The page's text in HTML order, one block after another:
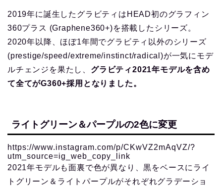
2019年に誕生したグラビティはHEAD初のグラフィン
360プラス (Graphene360+)を搭載したシリーズ。
2020年以降、ほぼ1年間でグラビティ以外のシリーズ
(prestige/speed/extreme/instinct/radical)が一気にモデ
ルチェンジを果たし、 グラビティ2021年モデルを含め
て全てがG360+採用となりました。
ライトグリーン＆パープルの2色に変更
https://www.instagram.com/p/CKwVZ2mAqVZ/?
utm_source=ig_web_copy_link
2021年モデルも面裏で色が異なり、黒をベースにライ
トグリーン＆ライトパープルがそれぞれグラデーショ